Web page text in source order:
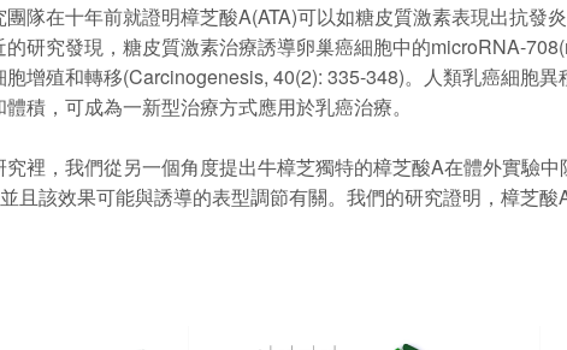
在十年前就證明樟芝酸A(ATA)可以如糖皮質激素表現出抗發
研究發現，糖皮質激素治療誘導卵巢癌細胞中的microRNA-
胞增殖和轉移(Carcinogenesis, 40(2): 335-348)。人類乳癌細胞
積，可成為一新型治療方式應用於乳癌治療。
，我們從另一個角度提出牛樟芝獨特的樟芝酸A在體外實驗
且該效果可能與誘導的表型調節有關。我們的研究證明，樟芝